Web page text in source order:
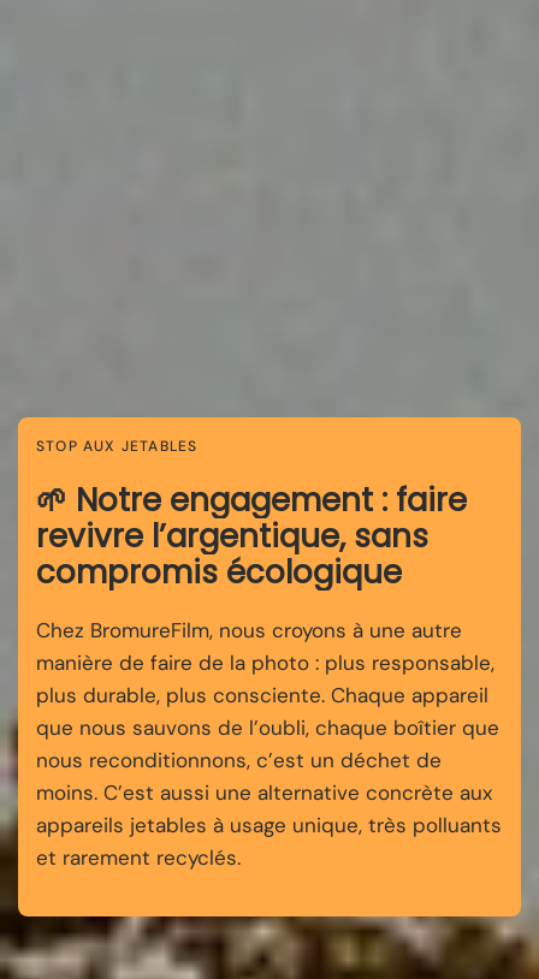
STOP AUX JETABLES
🌱 Notre engagement : faire
revivre l’argentique, sans
compromis écologique
Chez BromureFilm, nous croyons à une autre
manière de faire de la photo : plus responsable,
plus durable, plus consciente. Chaque appareil
que nous sauvons de l’oubli, chaque boîtier que
nous reconditionnons, c’est un déchet de
moins. C’est aussi une alternative concrète aux
appareils jetables à usage unique, très polluants
et rarement recyclés.